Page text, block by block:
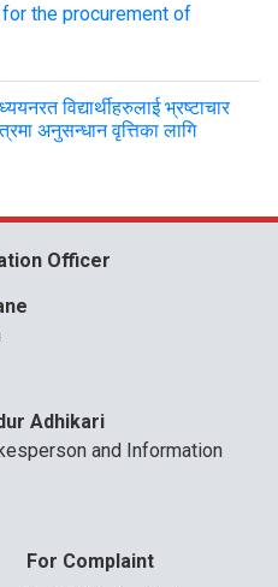
the procurement of
विद्यार्थीहरुलाई भ्रष्टाचार
अनुसन्धान वृत्तिका लागि
Officer
Adhikari
and Information
For Complaint